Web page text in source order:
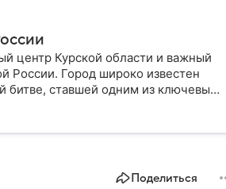
центр Курской области и важный
России. Город широко известен
битве, ставшей одним из ключевых
Поделиться